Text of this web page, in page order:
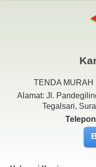
TENDA MURAH
Alamat: Jl.
Tegalsari,